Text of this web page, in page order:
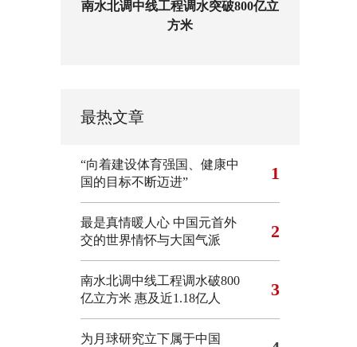
南水北调中线工程调水突破800亿立
方米
最热文章
“向着建设体育强国、健康中
国的目标不断迈进”
1
最是真情暖人心 中国元首外
交的世界情怀与大国气派
2
南水北调中线工程调水破800
亿立方米 惠及近1.18亿人
3
为月球研究立下属于中国